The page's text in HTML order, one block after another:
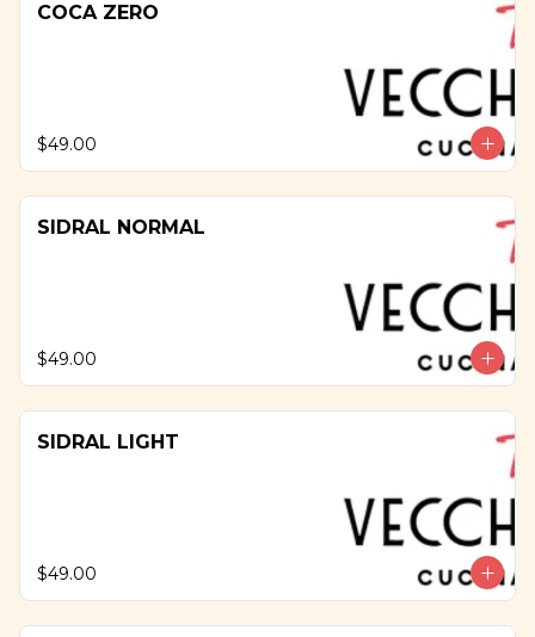
COCA ZERO
$49.00
SIDRAL NORMAL
$49.00
SIDRAL LIGHT
$49.00